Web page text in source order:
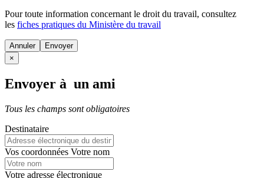
Pour toute information concernant le droit du travail, consultez
les fiches pratiques du Ministère du travail
Annuler
×
Envoyer à un ami
Tous les champs sont obligatoires
Destinataire
Vos coordonnées Votre nom
Votre adresse électronique